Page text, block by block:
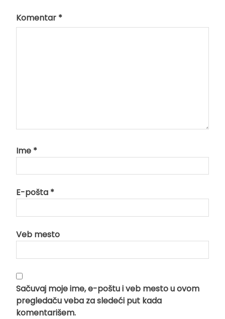
Komentar *
Ime *
E-pošta *
Veb mesto
Sačuvaj moje ime, e-poštu i veb mesto u ovom
pregledaču veba za sledeći put kada
komentarišem.